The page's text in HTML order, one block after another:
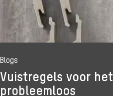
Blogs
Vuistregels voor het
probleemloos